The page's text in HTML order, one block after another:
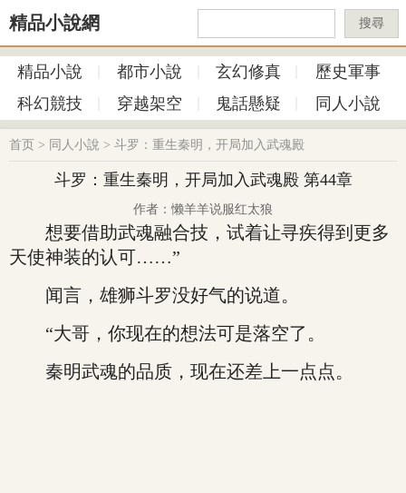
精品小說網 搜尋
精品小說 都市小說 玄幻修真
歷史軍事
科幻競技
穿越架空 鬼話懸疑 同人小說
首页 > 同人小說 > 斗罗：重生秦明，开局加入武魂殿
斗罗：重生秦明，开局加入武魂殿 第44章
作者：懒羊羊说服红太狼
想要借助武魂融合技，试着让寻疾得到更多
天使神装的认可……”
闻言，雄狮斗罗没好气的说道。
“大哥，你现在的想法可是落空了。
秦明武魂的品质，现在还差上一点点。